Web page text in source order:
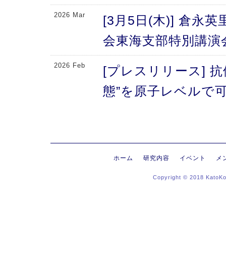
2026 Mar
[3月5日(木)] 倉永英
会東海支部特別講
2026 Feb
[プレスリリース]
態”を原子レベルで
[プレスリリース]
にする抗体のFc領
る高次構造評価の
ホーム 研究内容 イベント メ
Copyright © 2018